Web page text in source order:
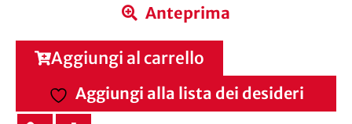
Anteprima
Aggiungi al carrello
Aggiungi alla lista dei desideri